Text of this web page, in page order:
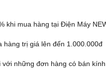
khi mua hàng tại Điện Máy
hàng trị giá lên đến 1.000.000đ
với những đơn hàng có bán